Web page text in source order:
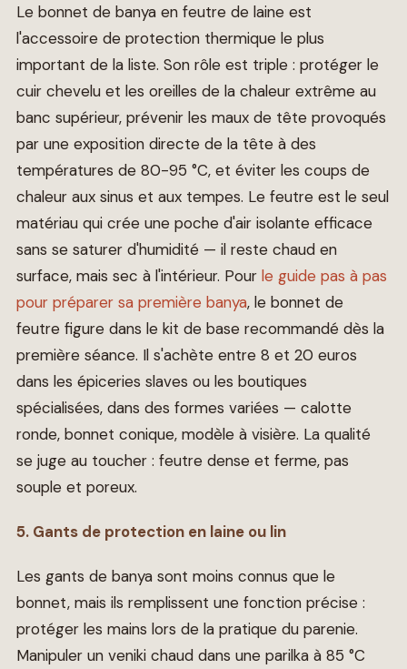
Le bonnet de banya en feutre de laine est
l'accessoire de protection thermique le plus
important de la liste. Son rôle est triple : protéger le
cuir chevelu et les oreilles de la chaleur extrême au
banc supérieur, prévenir les maux de tête provoqués
par une exposition directe de la tête à des
températures de 80-95 °C, et éviter les coups de
chaleur aux sinus et aux tempes. Le feutre est le seul
matériau qui crée une poche d'air isolante efficace
sans se saturer d'humidité — il reste chaud en
surface, mais sec à l'intérieur. Pour le guide pas à pas
pour préparer sa première banya, le bonnet de
feutre figure dans le kit de base recommandé dès la
première séance. Il s'achète entre 8 et 20 euros
dans les épiceries slaves ou les boutiques
spécialisées, dans des formes variées — calotte
ronde, bonnet conique, modèle à visière. La qualité
se juge au toucher : feutre dense et ferme, pas
souple et poreux.
5. Gants de protection en laine ou lin
Les gants de banya sont moins connus que le
bonnet, mais ils remplissent une fonction précise :
protéger les mains lors de la pratique du parenie.
Manipuler un veniki chaud dans une parilka à 85 °C